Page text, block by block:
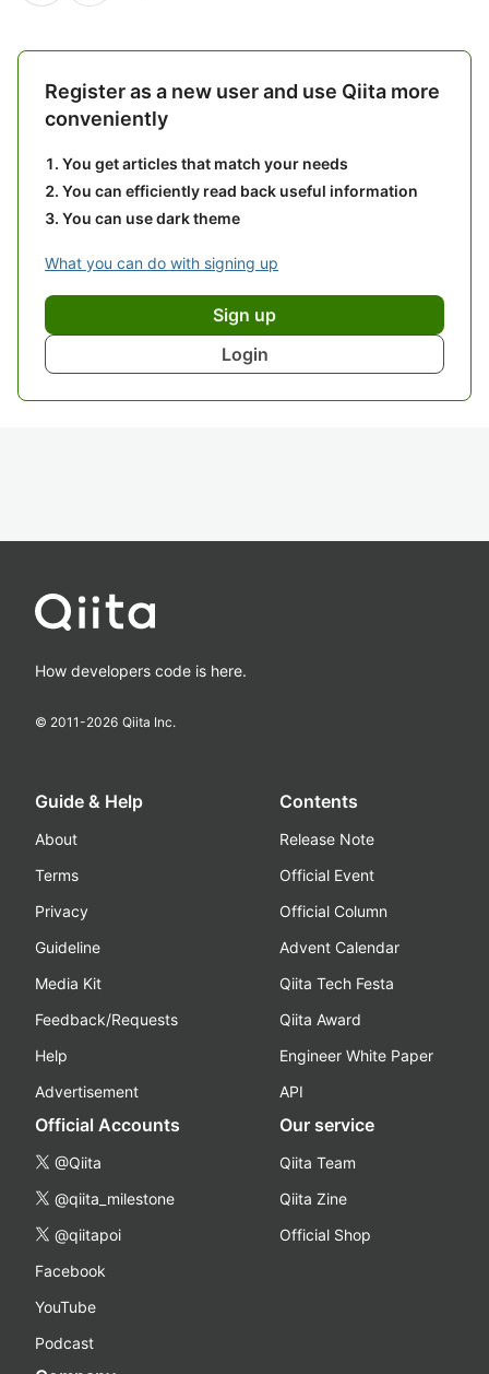
Register as a new user and use Qiita more
conveniently
You get articles that match your needs
You can efficiently read back useful information
You can use dark theme
What you can do with signing up
Sign up
Login
How developers code is here.
© 2011-2026 Qiita Inc.
Guide & Help
About
Terms
Privacy
Guideline
Media Kit
Feedback/Requests
Help
Advertisement
Contents
Release Note
Official Event
Official Column
Advent Calendar
Qiita Tech Festa
Qiita Award
Engineer White Paper
API
Official Accounts
@Qiita
@qiita_milestone
@qiitapoi
Facebook
YouTube
Podcast
Our service
Qiita Team
Qiita Zine
Official Shop